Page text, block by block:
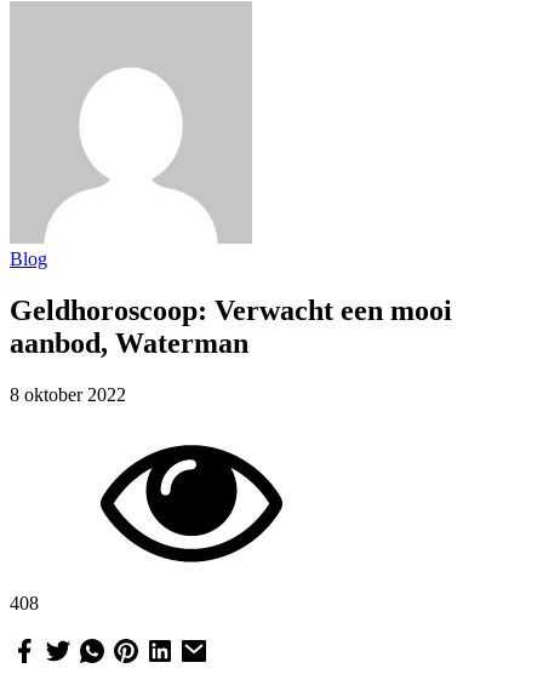
Blog
Geldhoroscoop: Verwacht een mooi
aanbod, Waterman
8 oktober 2022
408